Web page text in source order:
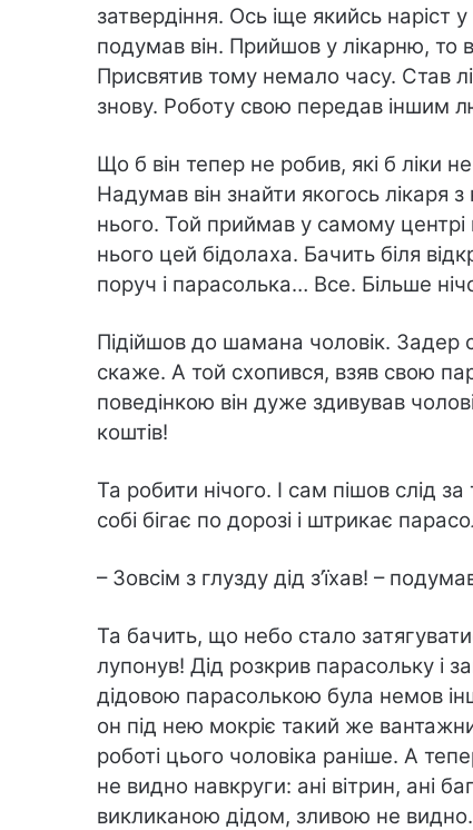
затвердіння. Ось іще якийсь наріст
подумав він. Прийшов у лікарню, то
Присвятив тому немало часу. Став
знову. Роботу свою передав іншим
Що б він тепер не робив, які б ліки
Надумав він знайти якогось лікаря
нього. Той приймав у самому центрі
нього цей бідолаха. Бачить біля
поруч і парасолька… Все. Більше
Підійшов до шамана чоловік. Задер
скаже. А той схопився, взяв свою
поведінкою він дуже здивував
коштів!
Та робити нічого. І сам пішов слід
собі бігає по дорозі і штрикає
– Зовсім з глузду дід з’їхав! –
Та бачить, що небо стало
лупонув! Дід розкрив парасольку і
дідовою парасолькою була немов
он під нею мокріє такий же
роботі цього чоловіка раніше. А
не видно навкруги: ані вітрин, ані
викликаною дідом, зливою не